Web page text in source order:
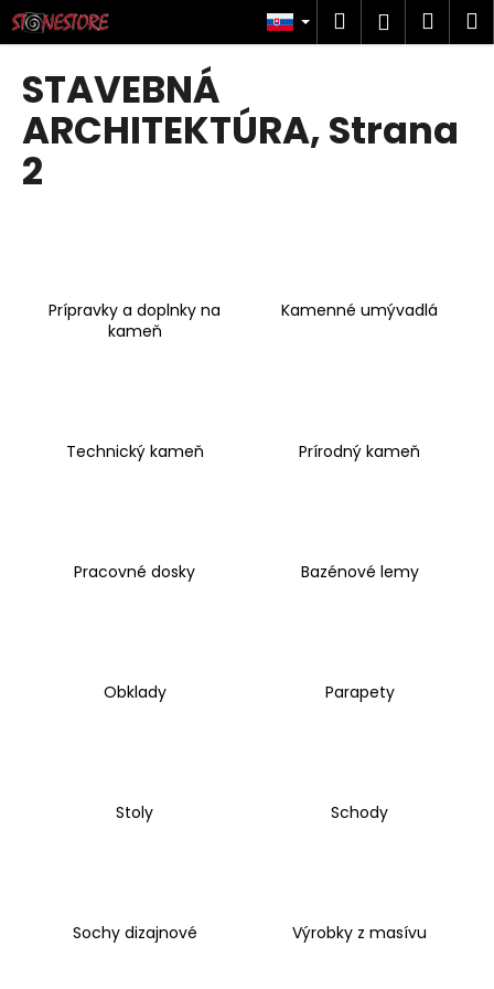
Prejsť
na
obsah
Hľadať
STAVEBNÁ
ARCHITEKTÚRA, Strana
2
Prípravky a doplnky na
kameň
Kamenné umývadlá
Technický kameň Prírodný kameň
Pracovné dosky Bazénové lemy
Obklady Parapety
Stoly Schody
Sochy dizajnové Výrobky z masívu
K
o
Č
o
p